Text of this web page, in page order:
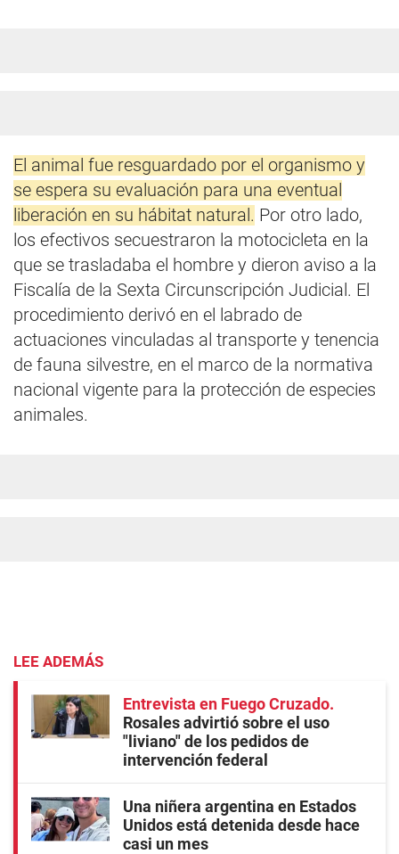
El animal fue resguardado por el organismo y
se espera su evaluación para una eventual
liberación en su hábitat natural. Por otro lado,
los efectivos secuestraron la motocicleta en la
que se trasladaba el hombre y dieron aviso a la
Fiscalía de la Sexta Circunscripción Judicial. El
procedimiento derivó en el labrado de
actuaciones vinculadas al transporte y tenencia
de fauna silvestre, en el marco de la normativa
nacional vigente para la protección de especies
animales.
LEE ADEMÁS
Entrevista en Fuego Cruzado
Rosales advirtió sobre el uso
"liviano" de los pedidos de
intervención federal
Una niñera argentina en Estados
Unidos está detenida desde hace
casi un mes